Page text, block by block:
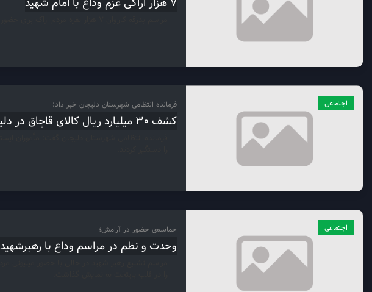
اجتماعی فرمانده انتظامی شهرستان دلیجان خبر داد:
کشف ۳۰ میلیارد ریال کالای قاچاق در دلیجان
اجتماعی حماسه‌ی حضور در آرامش؛
وحدت و نظم در مراسم وداع با رهبرشهید